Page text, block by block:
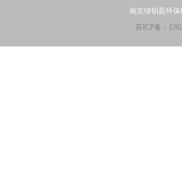
南京绿钥匙环保
苏ICP备：